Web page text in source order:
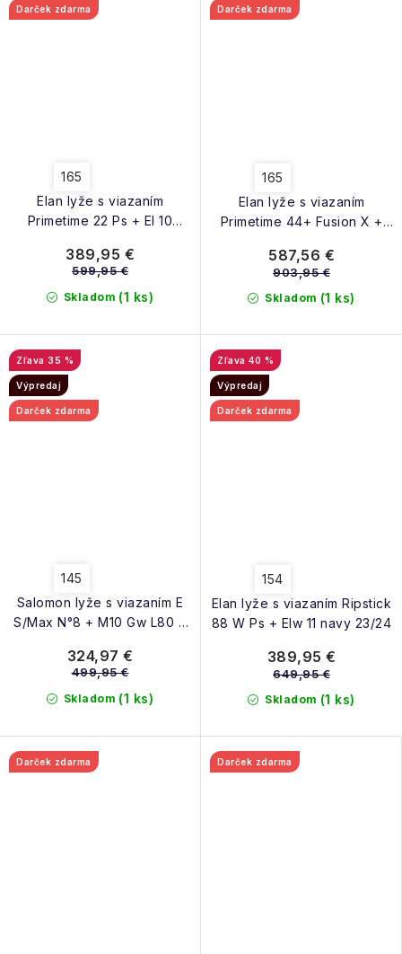
Elan lyže s viazaním
Primetime 22 Ps + El 10
Darček zdarma
165
Skladom (1 ks)
389,95 €
599,95 €
Elan lyže s viazaním
Primetime 44+ Fusion X +
Darček zdarma
165
Skladom (1 ks)
587,56 €
903,95 €
Salomon lyže s viazaním E
S/Max N°8 + M10 Gw L80 B
35 %
Výpredaj
Darček zdarma
145
Skladom (1 ks)
324,97 €
499,95 €
Elan lyže s viazaním Ripstick
88 W Ps + Elw 11 navy 23/24
40 %
Výpredaj
Darček zdarma
154
Skladom (1 ks)
389,95 €
649,95 €
Darček zdarma Darček zdarma